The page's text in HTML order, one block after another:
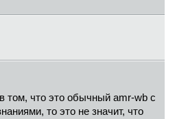
том, что это обычный amr-wb с
то это не значит, что